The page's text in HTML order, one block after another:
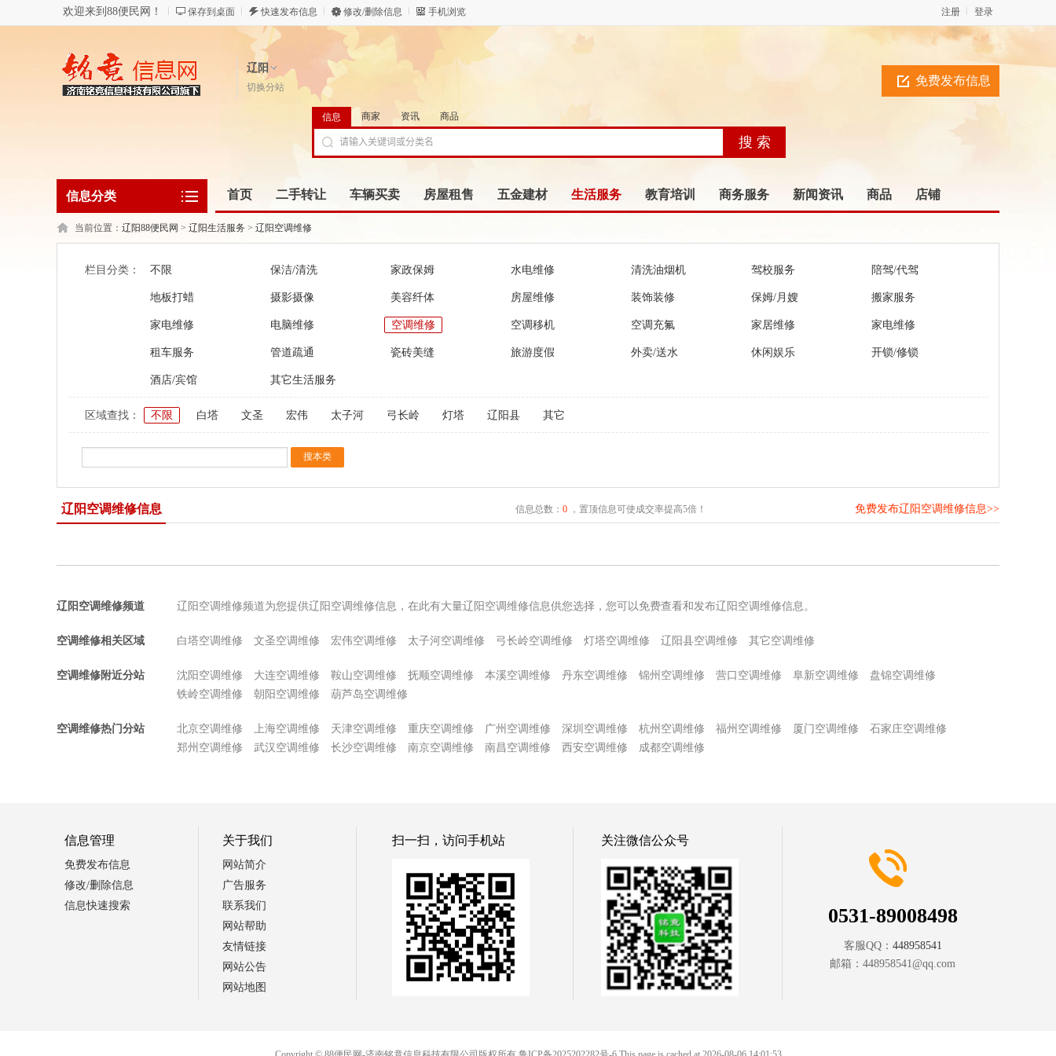
欢迎来到88便民网！ 保存到桌面 快速发布信息 修改/删除信息 手机浏览 登录
注册
辽阳
切换分站 免费发布信息
信息 商家 资讯 商品
信息分类 首页 二手转让 车辆买卖 房屋租售 五金建材 生活服务 教育培训 商务服务 新闻资讯 商品 店铺
当前位置： 辽阳88便民网 > 辽阳生活服务 > 辽阳空调维修
栏目分类： 不限 保洁/清洗 家政保姆 水电维修 清洗油烟机 驾校服务 陪驾/代驾
地板打蜡 摄影摄像 美容纤体 房屋维修 装饰装修 保姆/月嫂 搬家服务
家电维修 电脑维修 空调维修 空调移机 空调充氟 家居维修 家电维修
租车服务 管道疏通 瓷砖美缝 旅游度假 外卖/送水 休闲娱乐 开锁/修锁
酒店/宾馆 其它生活服务
区域查找： 不限 白塔 文圣 宏伟 太子河 弓长岭 灯塔 辽阳县 其它
辽阳空调维修信息 信息总数： 0，置顶信息可使成交率提高5倍！ 免费发布辽阳空调维修信息>>
辽阳空调维修频道 辽阳空调维修频道为您提供辽阳空调维修信息，在此有大量辽阳空调维修信息供您选择，您可以免费查看和发布辽阳空调维修信息。
空调维修相关区域 白塔空调维修 文圣空调维修 宏伟空调维修 太子河空调维修 弓长岭空调维修 灯塔空调维修 辽阳县空调维修 其它空调维修
空调维修附近分站 沈阳空调维修 大连空调维修 鞍山空调维修 抚顺空调维修 本溪空调维修 丹东空调维修 锦州空调维修 营口空调维修 阜新空调维修
盘锦空调维修
铁岭空调维修
朝阳空调维修 葫芦岛空调维修
空调维修热门分站 北京空调维修 上海空调维修 天津空调维修 重庆空调维修 广州空调维修 深圳空调维修 杭州空调维修 福州空调维修 厦门空调维修
石家庄空调维修
郑州空调维修
武汉空调维修 长沙空调维修 南京空调维修 南昌空调维修 西安空调维修 成都空调维修
信息管理
免费发布信息
修改/删除信息
信息快速搜索
关于我们
网站简介
广告服务
联系我们
网站帮助
友情链接
网站公告
网站地图
扫一扫，访问手机站 关注微信公众号
0531-89008498
客服QQ： 448958541
邮箱： 448958541@qq.com